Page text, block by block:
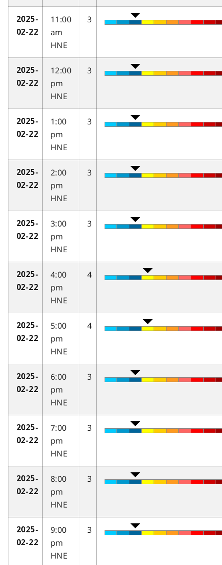
2025-
02-22
11:00
am
HNE
3
2025-
02-22
12:00
pm
HNE
3
2025-
02-22
1:00
pm
HNE
3
2025-
02-22
2:00
pm
HNE
3
2025-
02-22
3:00
pm
HNE
3
2025-
02-22
4:00
pm
HNE
4
2025-
02-22
5:00
pm
HNE
4
2025-
02-22
6:00
pm
HNE
3
2025-
02-22
7:00
pm
HNE
3
2025-
02-22
8:00
pm
HNE
3
2025-
02-22
9:00
pm
HNE
3